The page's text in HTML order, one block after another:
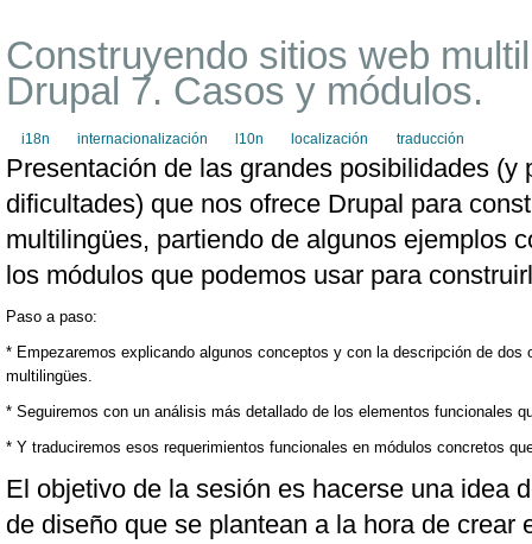
Construyendo sitios web
Drupal 7. Casos y módulos.
i18n internacionalización l10n localización traducción
Presentación de las grandes posibilidades (y
dificultades) que nos ofrece Drupal para
multilingües, partiendo de algunos ejemplos
los módulos que podemos usar para
Paso a paso:
* Empezaremos explicando algunos conceptos y con la descripción de
multilingües.
* Seguiremos con un análisis más detallado de los elementos funcionales
* Y traduciremos esos requerimientos funcionales en módulos concretos
El objetivo de la sesión es hacerse una idea
de diseño que se plantean a la hora de crear